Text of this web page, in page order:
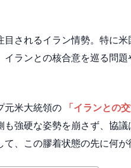
されるイラン情勢。特に
ランとの核合意を巡る問
元米大統領の 「イランとの
強硬な姿勢を崩さず、協
、この膠着状態の先に何